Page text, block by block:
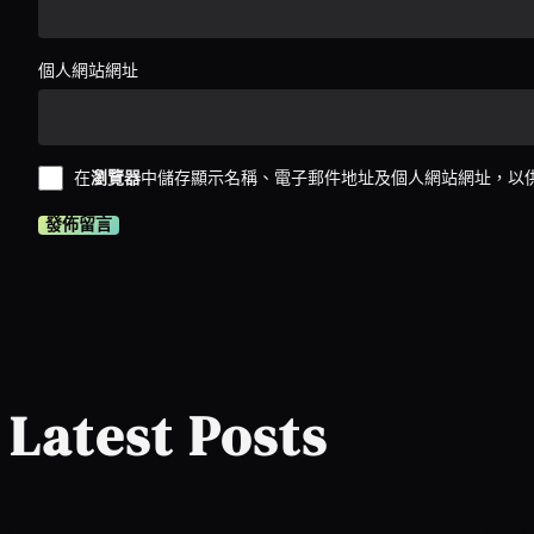
個人網站網址
在瀏覽器中儲存顯示名稱、電子郵件地址及個人網站網址，以
Latest Posts